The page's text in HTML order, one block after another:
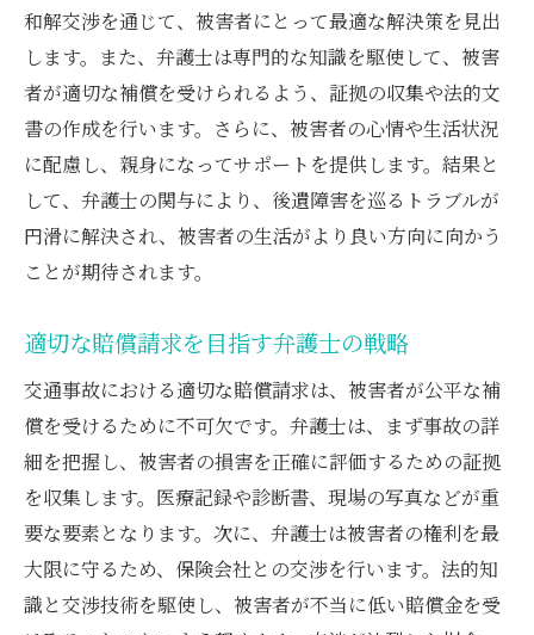
和解交渉を通じて、被害者にとって最適な解決策を見出
します。また、弁護士は専門的な知識を駆使して、被害
者が適切な補償を受けられるよう、証拠の収集や法的文
書の作成を行います。さらに、被害者の心情や生活状況
に配慮し、親身になってサポートを提供します。結果と
して、弁護士の関与により、後遺障害を巡るトラブルが
円滑に解決され、被害者の生活がより良い方向に向かう
ことが期待されます。
適切な賠償請求を目指す弁護士の戦略
交通事故における適切な賠償請求は、被害者が公平な補
償を受けるために不可欠です。弁護士は、まず事故の詳
細を把握し、被害者の損害を正確に評価するための証拠
を収集します。医療記録や診断書、現場の写真などが重
要な要素となります。次に、弁護士は被害者の権利を最
大限に守るため、保険会社との交渉を行います。法的知
識と交渉技術を駆使し、被害者が不当に低い賠償金を受